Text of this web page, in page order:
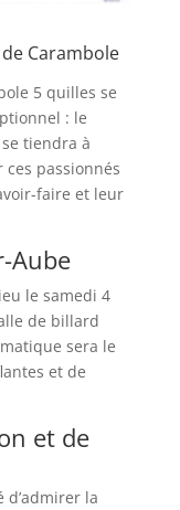
Carambole
5 quilles se
: le
tiendra à
ces passionnés
faire et leur
Aube
le samedi 4
de billard
sera le
et de
et de
d’admirer la